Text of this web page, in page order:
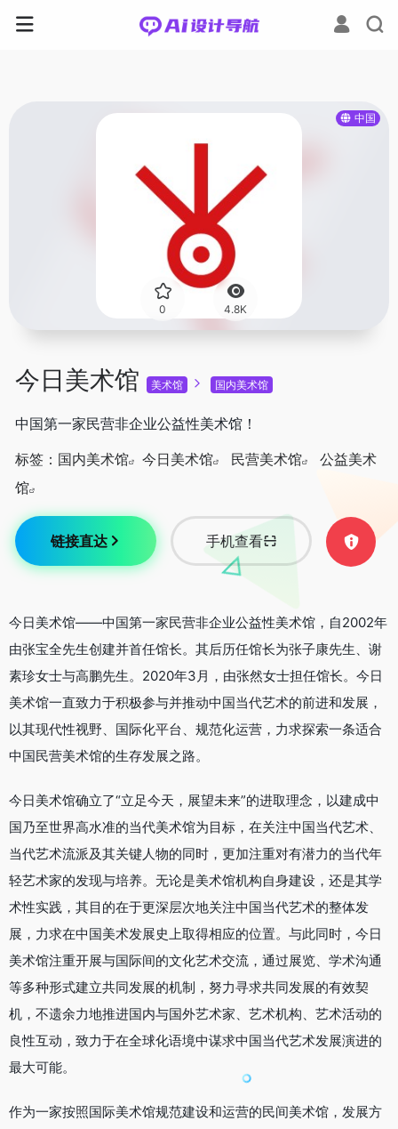
中国
0 4.8K
今日美术馆 美术馆 国内美术馆
中国第一家民营非企业公益性美术馆！
标签： 国内美术馆 今日美术馆 民营美术馆
公益美术
馆
链接直达 手机查看
今日美术馆——中国第一家民营非企业公益性美术馆，自2002年
由张宝全先生创建并首任馆长。其后历任馆长为张子康先生、谢
素珍女士与高鹏先生。2020年3月，由张然女士担任馆长。今日
美术馆一直致力于积极参与并推动中国当代艺术的前进和发展，
以其现代性视野、国际化平台、规范化运营，力求探索一条适合
中国民营美术馆的生存发展之路。
今日美术馆确立了“立足今天，展望未来”的进取理念，以建成中
国乃至世界高水准的当代美术馆为目标，在关注中国当代艺术、
当代艺术流派及其关键人物的同时，更加注重对有潜力的当代年
轻艺术家的发现与培养。无论是美术馆机构自身建设，还是其学
术性实践，其目的在于更深层次地关注中国当代艺术的整体发
展，力求在中国美术发展史上取得相应的位置。与此同时，今日
美术馆注重开展与国际间的文化艺术交流，通过展览、学术沟通
等多种形式建立共同发展的机制，努力寻求共同发展的有效契
机，不遗余力地推进国内与国外艺术家、艺术机构、艺术活动的
良性互动，致力于在全球化语境中谋求中国当代艺术发展演进的
最大可能。
作为一家按照国际美术馆规范建设和运营的民间美术馆，发展方